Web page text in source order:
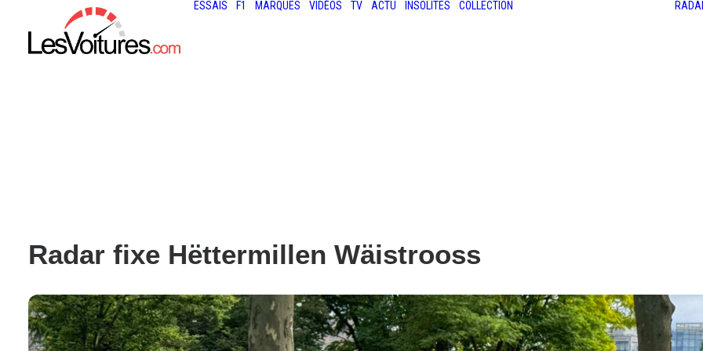
ESSAIS F1 MARQUES VIDÉOS TV ACTU INSOLITES COLLECTION
Radar fixe Hëttermillen Wäistrooss